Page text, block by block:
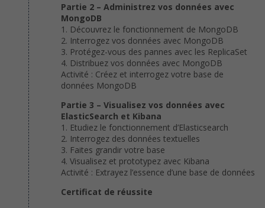
Partie 2 – Administrez vos données avec
MongoDB
1. Découvrez le fonctionnement de MongoDB
2. Interrogez vos données avec MongoDB
3. Protégez-vous des pannes avec les ReplicaSet
4. Distribuez vos données avec MongoDB
Activité : Créez et interrogez votre base de
données MongoDB
Partie 3 – Visualisez vos données avec
ElasticSearch et Kibana
1. Etudiez le fonctionnement d’Elasticsearch
2. Interrogez des données textuelles
3. Faites grandir votre base
4. Visualisez et prototypez avec Kibana
Activité : Extrayez l’essence d’une base de données
Certificat de réussite